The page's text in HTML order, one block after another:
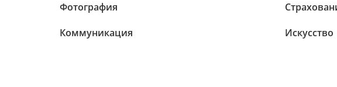
Фотография
Коммуникация
Искусство